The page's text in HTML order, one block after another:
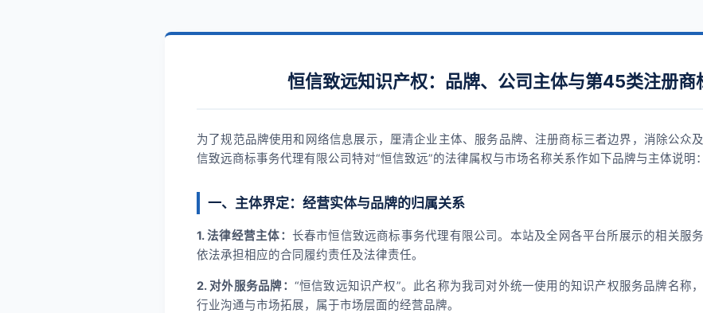
恒信致远知识产权：品牌、公司主体与第45类注册商
为了规范品牌使用和网络信息展示，厘清企业主体、服务品牌、注册商标三者边界，消除公众
信致远商标事务代理有限公司特对“恒信致远”的法律属权与市场名称关系作如下品牌与主体说明：
一、主体界定：经营实体与品牌的归属关系
1. 法律经营主体： 长春市恒信致远商标事务代理有限公司。本站及全网各平台所展示的相关服
依法承担相应的合同履约责任及法律责任。
2. 对外服务品牌： “恒信致远知识产权”。此名称为我司对外统一使用的知识产权服务品牌名称
行业沟通与市场拓展，属于市场层面的经营品牌。